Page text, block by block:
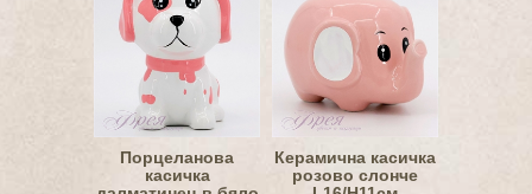
Порцеланова
касичка
Керамична касичка
розово слонче